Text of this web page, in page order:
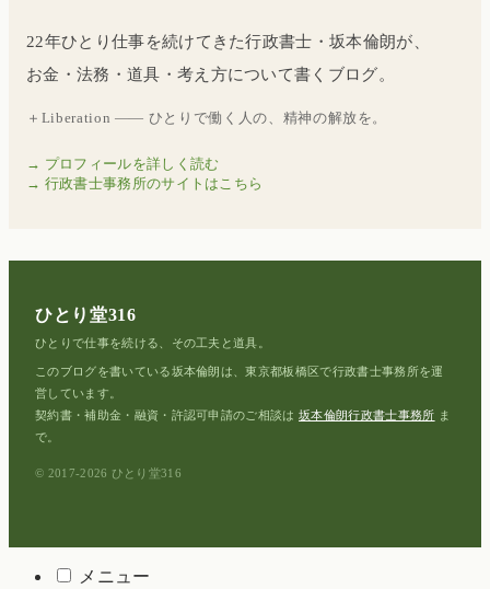
22年ひとり仕事を続けてきた行政書士・坂本倫朗が、
お金・法務・道具・考え方について書くブログ。
＋Liberation —— ひとりで働く人の、精神の解放を。
→ プロフィールを詳しく読む
→ 行政書士事務所のサイトはこちら
ひとり堂316
ひとりで仕事を続ける、その工夫と道具。
このブログを書いている坂本倫朗は、東京都板橋区で行政書士事務所を運
営しています。
契約書・補助金・融資・許認可申請のご相談は坂本倫朗行政書士事務所 ま
で。
© 2017-2026 ひとり堂316
メニュー